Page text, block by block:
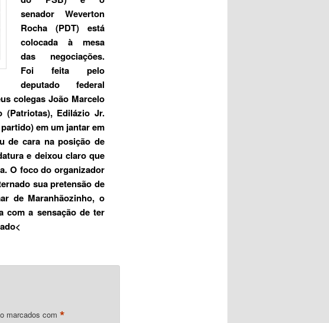
senador Weverton
Rocha (PDT) está
colocada à mesa
das negociações.
Foi feita pelo
deputado federal
colegas João Marcelo
(Patriotas), Edilázio Jr.
em um jantar em
de cara na posição de
e deixou claro que
O foco do organizador
sua pretensão de
de Maranhãozinho, o
com a sensação de ter
marcados com *